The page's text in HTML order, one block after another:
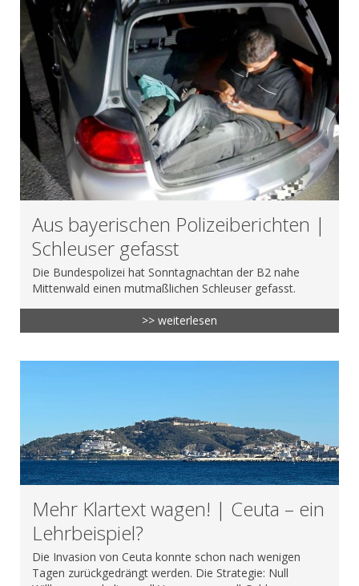
Aus bayerischen Polizeiberichten |
Schleuser gefasst
Die Bundespolizei hat Sonntagnachtan der B2 nahe
Mittenwald einen mutmaßlichen Schleuser gefasst.
>> weiterlesen
Mehr Klartext wagen! | Ceuta – ein
Lehrbeispiel?
Die Invasion von Ceuta konnte schon nach wenigen
Tagen zurückgedrängt werden. Die Strategie: Null